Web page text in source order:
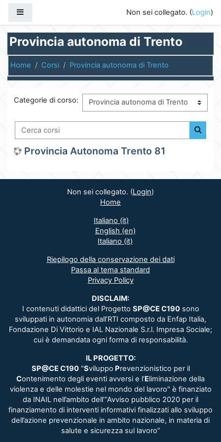
Non sei collegato. (Login)
Provincia autonoma di Trento
Home Corsi Provincia autonoma di Trento
Categorie di corso:
Cerca corsi
Cerca
Provincia Autonoma Trento 81
Non sei collegato. (Login)
Home
Italiano ‎(it)‎
English ‎(en)‎
Italiano ‎(it)‎
Riepilogo della conservazione dei dati
Passa al tema standard
Privacy Policy
DISCLAIM:
I contenuti didattici del Progetto SP@CE C190sono
sviluppati in autonomia dall’RTI composto da Enfap Italia,
Fondazione Di Vittorio e IAL Nazionale S.r.l. Impresa Sociale;
cui è demandata ogni forma di responsabilità.
IL PROGETTO:
SP@CE C190"Sviluppo Prevenzionistico per il
Contenimento degli eventi avversi e l’Eliminazione della
violenza e delle molestie nel mondo del lavoro" è finanziato
da INAIL nell’ambito dell’“Avviso pubblico 2020 per il
finanziamento di interventi informativi finalizzati allo sviluppo
dell’azione prevenzionale in ambito nazionale, in materia di
salute e sicurezza sul lavoro”